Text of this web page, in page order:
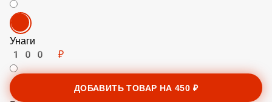
Чили манго
100 ₽
ДОБАВИТЬ ТОВАР НА450 ₽